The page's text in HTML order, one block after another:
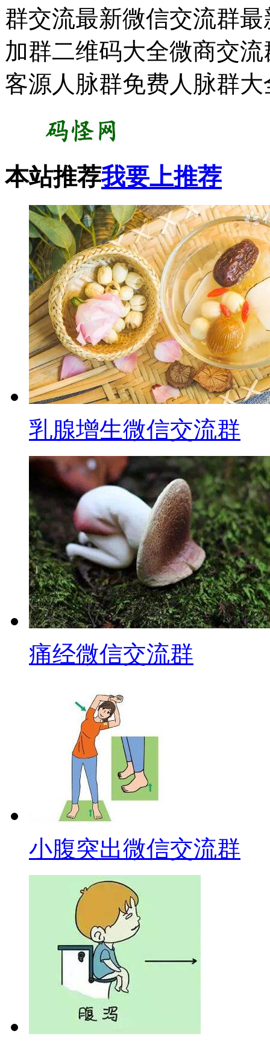
群交流最新微信交流群
加群二维码大全微商交
客源人脉群免费人脉群
本站推荐我要上推荐
乳腺增生微信交流群
痛经微信交流群
小腹突出微信交流群